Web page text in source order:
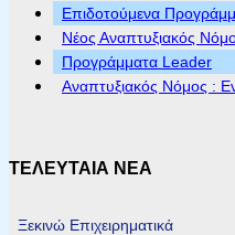
Επιδοτούμενα
Νέος Αναπτυξιακός
Προγράμματα Leader
Αναπτυξιακός Νόμος :
ΤΕΛΕΥΤΑΙΑ ΝΕΑ
Ξεκινώ Επιχειρηματικά